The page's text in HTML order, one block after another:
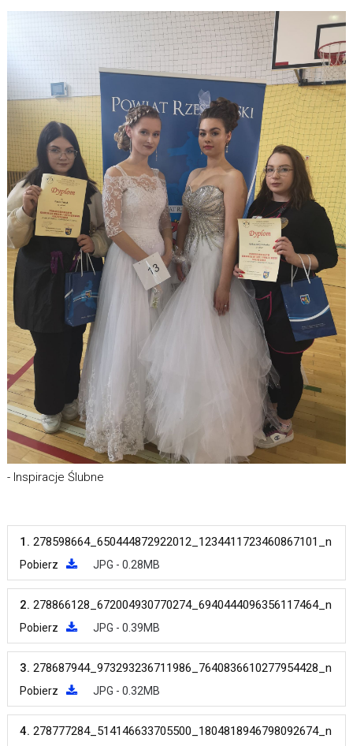
- Inspiracje Ślubne
1. 278598664_650444872922012_1234411723460867101_n
Pobierz JPG - 0.28MB
2. 278866128_672004930770274_6940444096356117464_n
Pobierz JPG - 0.39MB
3. 278687944_973293236711986_7640836610277954428_n
Pobierz JPG - 0.32MB
4. 278777284_514146633705500_1804818946798092674_n